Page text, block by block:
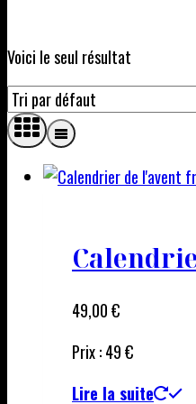
Voici le seul résultat
49,00€
Prix : 49 €
Lire la suite